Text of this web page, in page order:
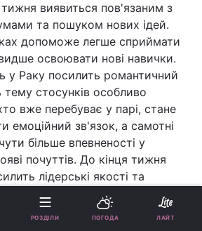
виявиться пов'язаним з
та пошуком нових ідей.
допоможе легше сприймати
освоювати нові навички.
у Раку посилить романтичний
тему стосунків особливо
вже перебуває у парі, стане
емоційний зв'язок, а самотні
більше впевненості у
почуттів. До кінця тижня
лідерські якості та
у свої руки. У вихідні
стати уважнішим до
РОЗДІЛИ ПОГОДА ЛАЙТ